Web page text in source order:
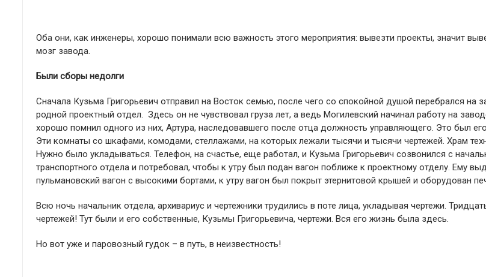
Оба они, как инженеры, хорошо понимали всю важность этого мероприятия: вывезти проекты, значит
мозг завода.
Были сборы недолги
Сначала Кузьма Григорьевич отправил на Восток семью, после чего со спокойной душой перебрался на
родной проектный отдел. Здесь он не чувствовал груза лет, а ведь Могилевский начинал работу на
хорошо помнил одного из них, Артура, наследовавшего после отца должность управляющего. Это был
Эти комнаты со шкафами, комодами, стеллажами, на которых лежали тысячи и тысячи чертежей. Храм
Нужно было укладываться. Телефон, на счастье, еще работал, и Кузьма Григорьевич созвонился с
транспортного отдела и потребовал, чтобы к утру был подан вагон поближе к проектному отделу. Ему
пульмановский вагон с высокими бортами, к утру вагон был покрыт этернитовой крышей и оборудован
Всю ночь начальник отдела, архивариус и чертежники трудились в поте лица, укладывая чертежи.
чертежей! Тут были и его собственные, Кузьмы Григорьевича, чертежи. Вся его жизнь была здесь.
Но вот уже и паровозный гудок – в путь, в неизвестность!